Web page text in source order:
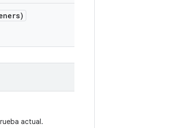
actual.